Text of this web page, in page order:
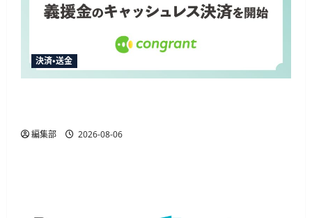
決済・送金
編集部 2026-08-06